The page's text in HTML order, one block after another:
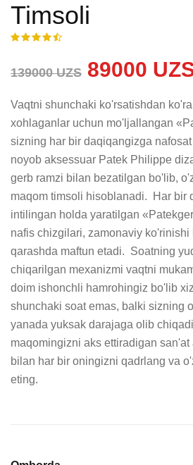
Timsoli
139000 UZS 89000
Vaqtni shunchaki ko'rsatishdan
xohlaganlar uchun mo'ljallangan
sizning har bir daqiqangizga
noyob aksessuar Patek Philippe
gerb ramzi bilan bezatilgan bo'lib,
maqom timsoli hisoblanadi.  Har bir
intilingan holda yaratilgan
nafis chizgilari, zamonaviy
qarashda maftun etadi.  Soatning
chiqarilgan mexanizmi vaqtni
doim ishonchli hamrohingiz bo'lib
shunchaki soat emas, balki sizning
yanada yuksak darajaga olib
maqomingizni aks ettiradigan
bilan har bir oningizni qadrlang va
eting.